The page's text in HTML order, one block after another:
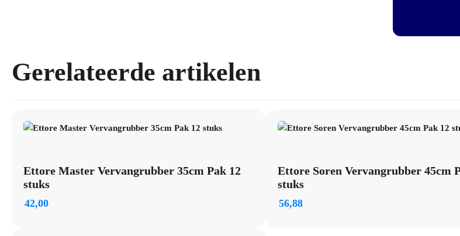
Gerelateerde artikelen
Ettore Master Vervangrubber 35cm Pak 12
stuks
42,00
Ettore Soren Vervangrubber 45cm
stuks
56,88